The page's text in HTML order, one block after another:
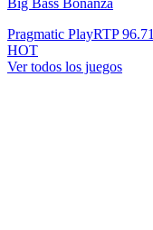
Pragmatic PlayRTP96.71
HOT
Ver todos los juegos